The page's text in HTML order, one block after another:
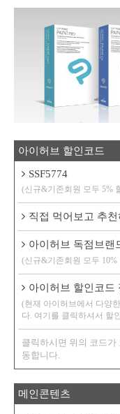
아이허브 할인코드
SSF5774
(신규&기존회원 모두 5%
직접 먹어보고 추
아이허브 독점브랜
(신규&기존회원 모두
아이허브 할인코드
(현재 아이허브에서 다양
다. 여기를 클릭하셔서 할
클릭하시면 위의 코드가
동합니다.
메인콘텐츠